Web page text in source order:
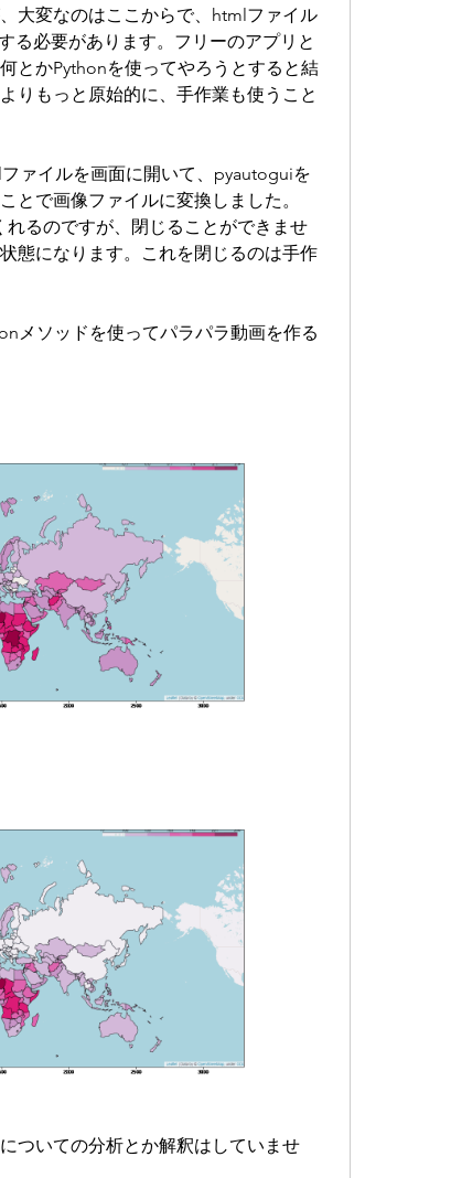
大変なのはここからで、htmlファイル
る必要があります。フリーのアプリと
とかPythonを使ってやろうとすると結
りもっと原始的に、手作業も使うこと
ァイルを画面に開いて、pyautoguiを
とで画像ファイルに変換しました。
るのですが、閉じることができませ
態になります。これを閉じるのは手作
メソッドを使ってパラパラ動画を作る
ついての分析とか解釈はしていませ